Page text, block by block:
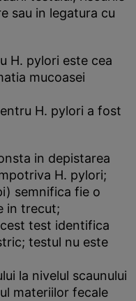
sau in legatura cu
H. pylori este cea
mucoasei
H. pylori a fost
in depistarea
H. pylori;
semnifica fie o
in trecut;
test identifica
testul nu este
la nivelul scaunului
materiilor fecale